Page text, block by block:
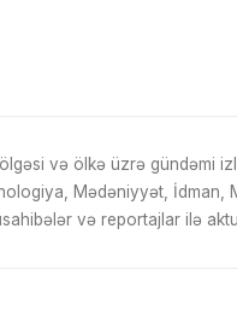
və ölkə üzrə gündəmi
Mədəniyyət, İdman,
və reportajlar ilə